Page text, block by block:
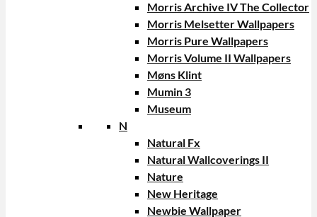
Morris Archive IV The Collector
Morris Melsetter Wallpapers
Morris Pure Wallpapers
Morris Volume II Wallpapers
Møns Klint
Mumin 3
Museum
N
Natural Fx
Natural Wallcoverings II
Nature
New Heritage
Newbie Wallpaper